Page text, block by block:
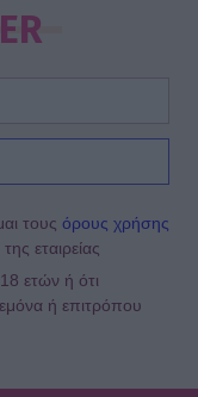
τους όρους χρήσης
εταιρείας
ετών ή ότι
ή επιτρόπου